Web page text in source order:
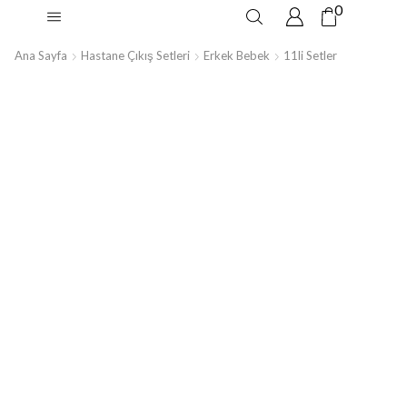
0
Ana Sayfa Hastane Çıkış Setleri Erkek Bebek 11li Setler